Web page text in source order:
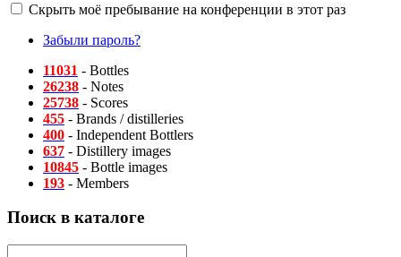
Скрыть моё пребывание на конференции в этот раз
Забыли пароль?
11031 - Bottles
26238 - Notes
25738 - Scores
455 - Brands / distilleries
400 - Independent Bottlers
637 - Distillery images
10845 - Bottle images
193 - Members
Поиск в каталоге